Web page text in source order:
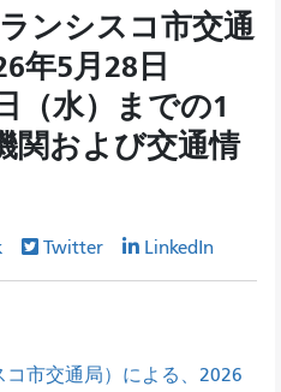
替
え
ンシスコ市交通
年5月28日
（水）までの1
関および交通情
Twitter LinkedIn
コ市交通局）による、2026